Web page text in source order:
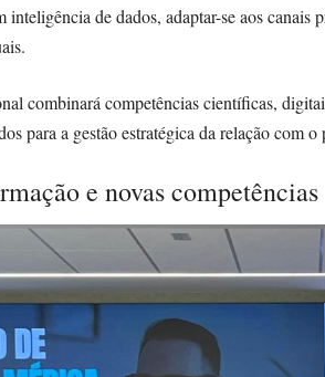
inteligência de dados, adaptar-se aos
combinará competências científicas,
para a gestão estratégica da relação com
e novas competências